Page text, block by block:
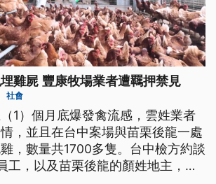
雞屍 豐康牧場業者遭羈押禁見
社會
1）個月底爆發禽流感，雲姓業者
，並且在台中案場與苗栗後龍一處
，數量共1700多隻。台中檢方約談
工，以及苗栗後龍的顏姓地主，訊